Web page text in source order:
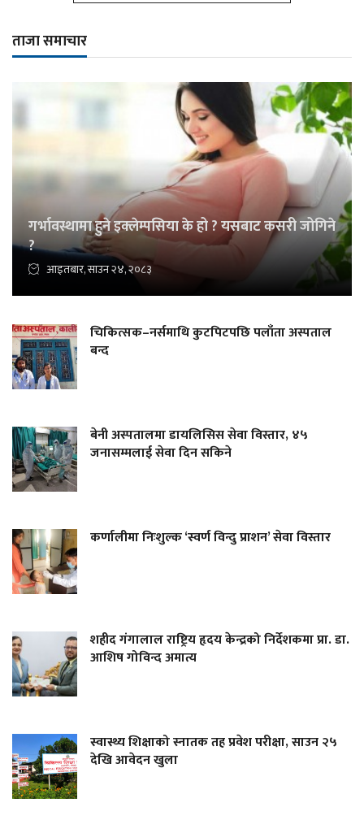
ताजा समाचार
गर्भावस्थामा हुने इक्लेम्पसिया के हो ? यसबाट कसरी जोगिने
?
आइतबार, साउन २४, २०८३
चिकित्सक–नर्समाथि कुटपिटपछि पलाँता अस्पताल
बन्द
बेनी अस्पतालमा डायलिसिस सेवा विस्तार, ४५
जनासम्मलाई सेवा दिन सकिने
कर्णालीमा निःशुल्क ‘स्वर्ण विन्दु प्राशन’ सेवा विस्तार
शहीद गंगालाल राष्ट्रिय हृदय केन्द्रको निर्देशकमा प्रा. डा.
आशिष गोविन्द अमात्य
स्वास्थ्य शिक्षाको स्नातक तह प्रवेश परीक्षा, साउन २५
देखि आवेदन खुला